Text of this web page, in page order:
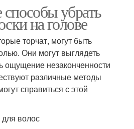
убрать
на голове
торчат, могут быть
Они могут выглядеть
ощущение незаконченности
различные методы
справиться с этой
волос